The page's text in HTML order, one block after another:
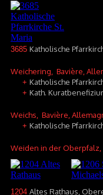
3685 Katholische
Weichering , Bavière,
+ Katholische
+ Kath.
Weichs , Bavière,
+ Katholische
Weiden in der Oberpfalz
1204 Altes Rathaus,